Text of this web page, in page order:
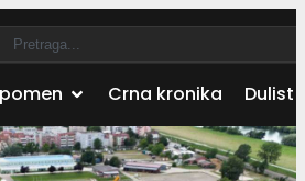
Crna kronika Dulist